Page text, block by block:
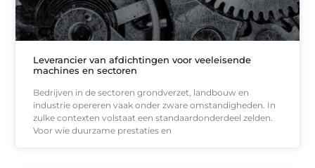
Leverancier van afdichtingen voor veeleisende
machines en sectoren
Bedrijven in de sectoren grondverzet, landbouw en
industrie opereren vaak onder zware omstandigheden. In
zulke contexten volstaat een standaardonderdeel zelden.
Voor wie duurzame prestaties en